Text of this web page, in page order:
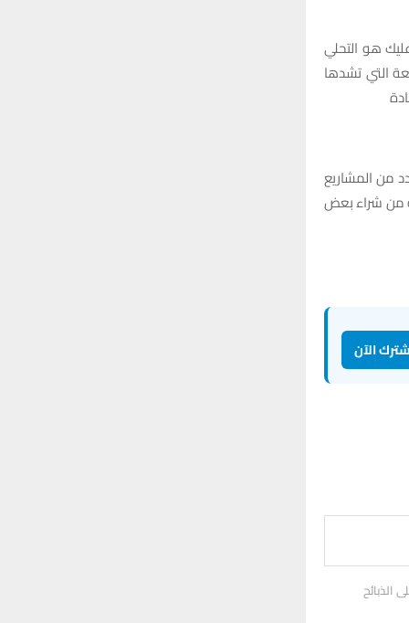
هو التحلي
التي تشدها
من المشاريع
من شراء بعض
الآن
الذبائح